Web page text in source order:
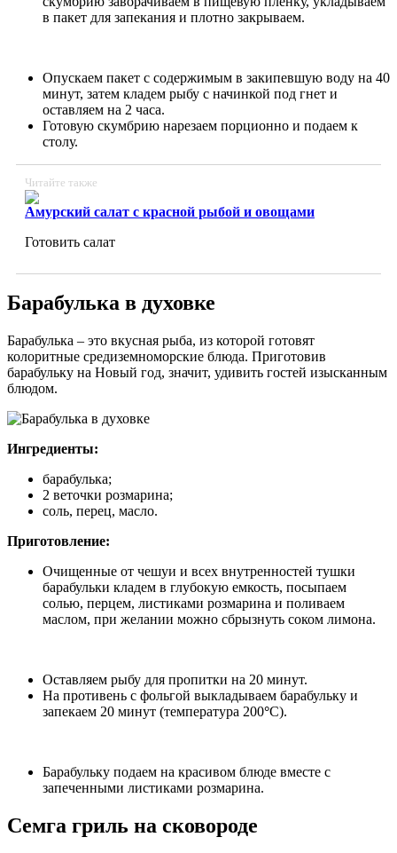
в пакет для запекания и плотно закрываем.
Опускаем пакет с содержимым в закипевшую воду на 40
минут, затем кладем рыбу с начинкой под гнет и
оставляем на 2 часа.
Готовую скумбрию нарезаем порционно и подаем к
столу.
Читайте также
Амурский салат с красной рыбой и овощами
Готовить салат
Барабулька в духовке
Барабулька – это вкусная рыба, из которой готовят
колоритные средиземноморские блюда. Приготовив
барабульку на Новый год, значит, удивить гостей изысканным
блюдом.
Ингредиенты:
барабулька;
2 веточки розмарина;
соль, перец, масло.
Приготовление:
Очищенные от чешуи и всех внутренностей тушки
барабульки кладем в глубокую емкость, посыпаем
солью, перцем, листиками розмарина и поливаем
маслом, при желании можно сбрызнуть соком лимона.
Оставляем рыбу для пропитки на 20 минут.
На противень с фольгой выкладываем барабульку и
запекаем 20 минут (температура 200°С).
Барабульку подаем на красивом блюде вместе с
запеченными листиками розмарина.
Семга гриль на сковороде